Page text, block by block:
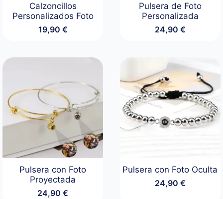
Calzoncillos
Personalizados Foto
19,90 €
Pulsera de Foto
Personalizada
24,90 €
Pulsera con Foto
Proyectada
24,90€
Pulsera con Foto Oculta
24,90 €